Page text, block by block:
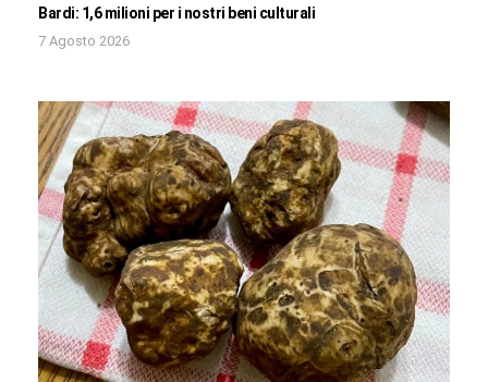
Bardi: 1,6 milioni per i nostri beni culturali
7 Agosto 2026